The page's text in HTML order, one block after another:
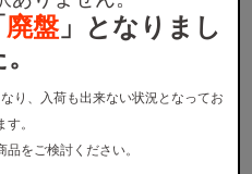
どは含まれません。
ア本体の単価となります。詳しくは 割引プランか
対象外です。
廃盤」となりまし
り、入荷も出来ない状況となってお
す。
をご検討ください。